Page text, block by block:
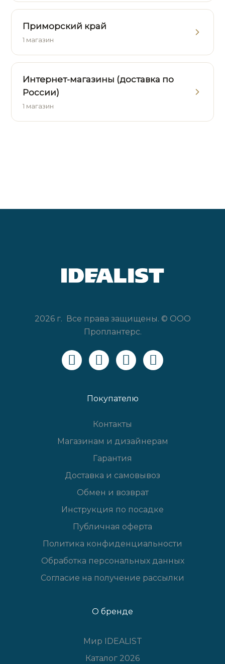
Приморский край
1 магазин
Интернет-магазины (доставка по
России)
1 магазин
2026 г. Все права защищены. © ООО
Проплантерс.
Покупателю
Контакты
Магазинам и дизайнерам
Гарантия
Доставка и самовывоз
Обмен и возврат
Инструкция по посадке
Публичная оферта
Политика конфиденциальности
Обработка персональных данных
Согласие на получение рассылки
О бренде
Мир IDEALIST
Каталог 2026